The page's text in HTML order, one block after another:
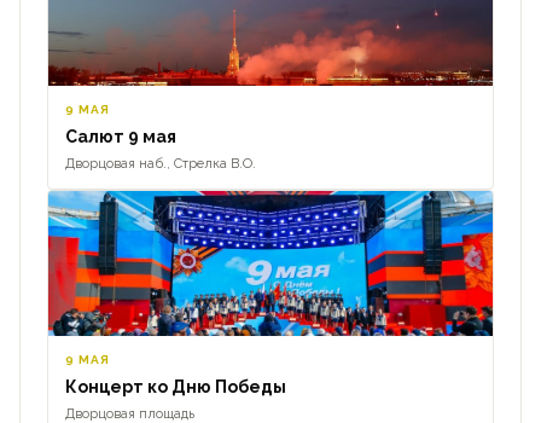
9 МАЯ
Салют 9 мая
Дворцовая наб., Стрелка В.О.
9 МАЯ
Концерт ко Дню Победы
Дворцовая площадь